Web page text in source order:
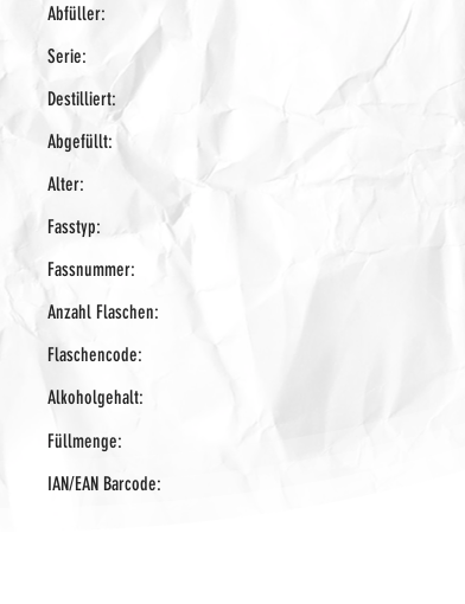
Abfüller:
Serie:
Destilliert:
Abgefüllt:
Alter:
Fasstyp:
Fassnummer:
Anzahl Flaschen:
Flaschencode:
Alkoholgehalt:
Füllmenge:
IAN/EAN Barcode: